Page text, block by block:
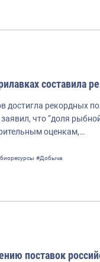
составила
рекордных
что “доля
оценкам,…
#Добыча
поставок